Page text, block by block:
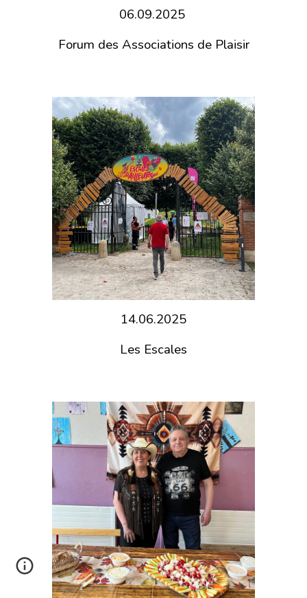
06.09.2025
Forum des Associations de Plaisir
14.06.2025
Les Escales